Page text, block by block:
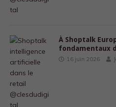
À Shoptalk
fondamentaux
16 juin 2026